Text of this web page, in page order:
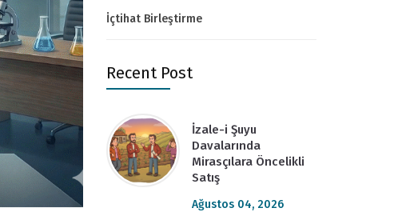
İçtihat Birleştirme
Recent Post
İzale-i Şuyu
Davalarında
Mirasçılara Öncelikli
Satış
Ağustos 04, 2026